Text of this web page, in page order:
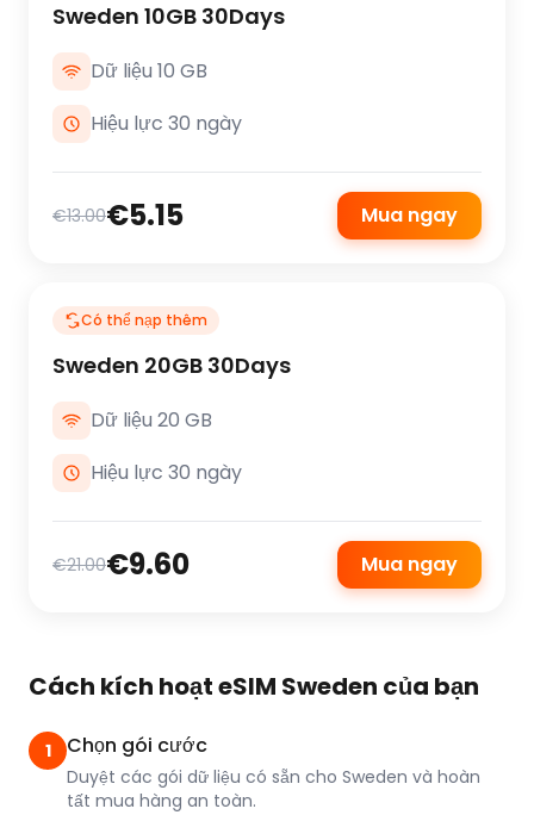
Sweden 10GB 30Days
Dữ liệu 10 GB
Hiệu lực 30 ngày
€13.00€5.15 Mua ngay
Có thể nạp thêm
Sweden 20GB 30Days
Dữ liệu 20 GB
Hiệu lực 30 ngày
€21.00€9.60 Mua ngay
Cách kích hoạt eSIM Sweden của bạn
1 Chọn gói cước
Duyệt các gói dữ liệu có sẵn cho Sweden và hoàn
tất mua hàng an toàn.